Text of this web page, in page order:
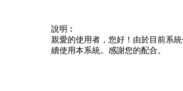
說明︰
親愛的使用者，您好！由於目前系
續使用本系統。感謝您的配合。